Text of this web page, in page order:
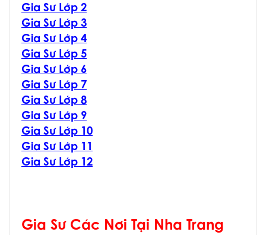
Gia Sư Lớp 2
Gia Sư Lớp 3
Gia Sư Lớp 4
Gia Sư Lớp 5
Gia Sư Lớp 6
Gia Sư Lớp 7
Gia Sư Lớp 8
Gia Sư Lớp 9
Gia Sư Lớp 10
Gia Sư Lớp 11
Gia Sư Lớp 12
Gia Sư Các Nơi Tại Nha Trang